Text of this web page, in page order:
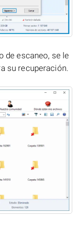
de escaneo, se le
su recuperación.